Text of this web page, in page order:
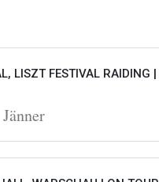
LISZT FESTIVAL RAIDING |